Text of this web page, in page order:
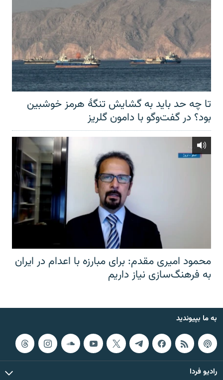
تا چه حد باید به گشایش تنگهٔ هرمز خوشبین
بود؟ در گفت‌وگو با دامون گلریز
محمود امیری مقدم: برای مبارزه با اعدام در ایران
به فرهنگ‌سازی نیاز داریم
به ما بپیوندید
رادیو فردا